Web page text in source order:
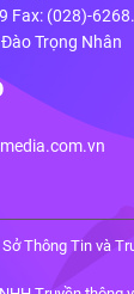
Fax: (028)-
Trọng Nhân
Thông Tin và